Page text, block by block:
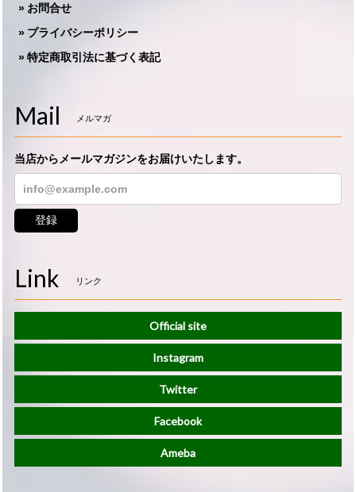
お問合せ
プライバシーポリシー
特定商取引法に基づく表記
Mail メルマガ
当店からメールマガジンをお届けいたします。
登録
Link リンク
Official site
Instagram
Twitter
Facebook
Ameba